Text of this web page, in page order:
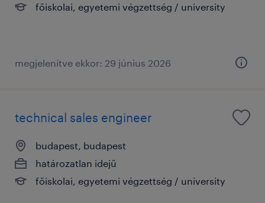
főiskolai, egyetemi végzettség / university
megjelenítve ekkor: 29 június 2026
technical sales engineer
budapest, budapest
határozatlan idejű
főiskolai, egyetemi végzettség / university